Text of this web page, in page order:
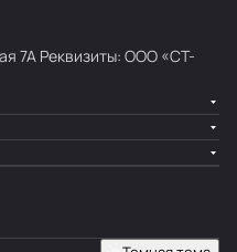
7А Реквизиты: ООО «СТ-